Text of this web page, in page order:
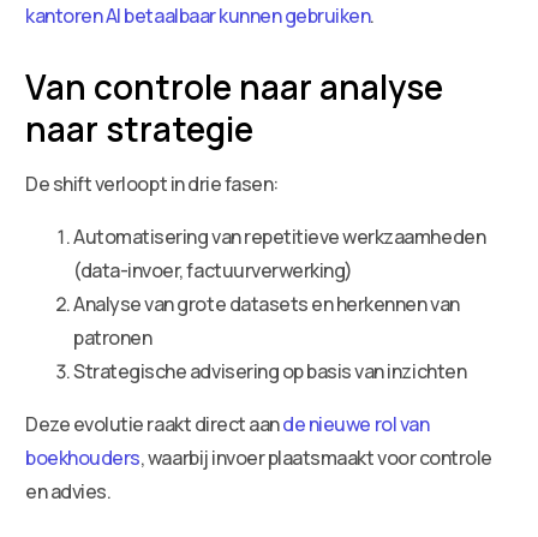
kantoren AI betaalbaar kunnen gebruiken.
Van controle naar analyse
naar strategie
De shift verloopt in drie fasen:
Automatisering van repetitieve werkzaamheden
(data-invoer, factuurverwerking)
Analyse van grote datasets en herkennen van
patronen
Strategische advisering op basis van inzichten
Deze evolutie raakt direct aande nieuwe rol van
boekhouders, waarbij invoer plaatsmaakt voor controle
en advies.